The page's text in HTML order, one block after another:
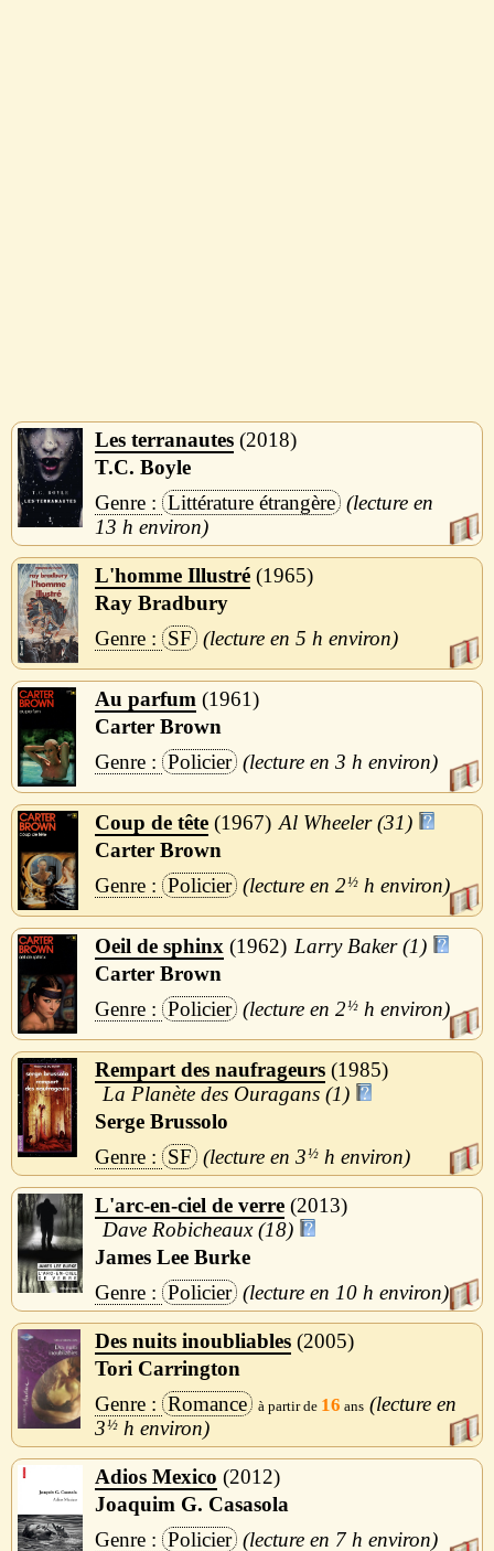
Les terranautes 2018
T.C. Boyle
Littérature étrangère
13 h
L'homme Illustré 1965
Ray Bradbury
SF
5 h
Au parfum
1961
Carter Brown
Policier
3 h
Coup de tête 1967
Al Wheeler (31)
Carter Brown
Policier
2½ h
Oeil de sphinx 1962
Larry Baker (1)
Carter Brown
Policier
2½ h
Rempart des naufrageurs 1985
La Planète des Ouragans (1)
Serge Brussolo
SF
3½ h
L'arc-en-ciel de verre 2013
Dave Robicheaux (18)
James Lee Burke
Policier
10 h
Des nuits inoubliables 2005
Tori Carrington
Romance
16
3½ h
Adios Mexico
2012
Joaquim G. Casasola
Policier
7 h